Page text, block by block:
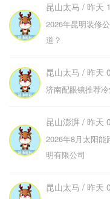
昆山太马 / 昨天
2026年昆明装修
道？
昆山太马 / 昨天
济南配眼镜推荐
昆山澎湃 / 昨天
2026年8月太阳能
明有限公司
昆山太马 / 昨天